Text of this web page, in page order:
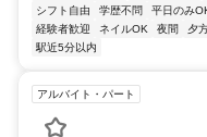
シフト自由
学歴不問 平日のみ
経験者歓迎
ネイルOK 夜間 夕
駅近5分以内
アルバイト・パート